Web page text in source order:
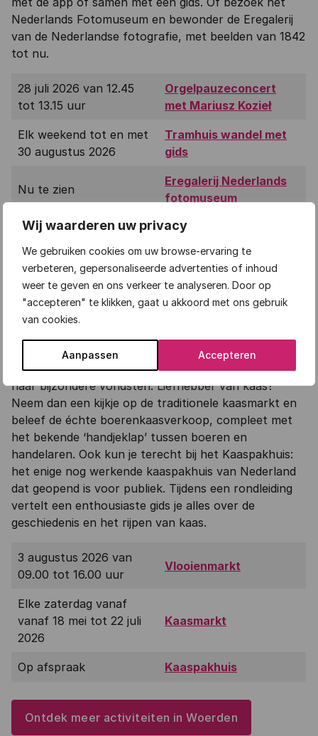
Wij waarderen uw privacy
We gebruiken cookies om uw browse-ervaring te
verbeteren, gepersonaliseerde advertenties of inhoud
weer te geven en ons verkeer te analyseren. Door op
"accepteren" te klikken, gaat u akkoord met ons gebruik
van cookies.
Aanpassen Accepteren
Nederlands Fotomuseum en bewonder de Eregalerij
van de Nederlandse fotografie, met beelden van 1842
tot nu.
28 juli 2026 van 12.45
tot 13.15 uur
Orgelpauzeconcert
met Mariusz Kozieł
Elk weekend tot en met
30 augustus 2026
Tramhuis wandel met
gids
Nu te zien
Eregalerij Nederlands
fotomuseum
Ontdek meer activiteiten in Rotterdam
Woerden
Ontdek in augustus de grote vlooienmarkt in
Woerden met maar liefst 250 kramen en ga op zoek
naar bijzondere vondsten. Liefhebber van kaas?
Neem dan een kijkje op de traditionele kaasmarkt en
beleef de échte boerenkaasverkoop, compleet met
het bekende ‘handjeklap’ tussen boeren en
handelaren. Ook kun je terecht bij het Kaaspakhuis:
het enige nog werkende kaaspakhuis van Nederland
dat geopend is voor publiek. Tijdens een rondleiding
vertelt een enthousiaste gids je alles over de
geschiedenis en het rijpen van kaas.
3 augustus 2026 van
09.00 tot 16.00 uur
Vlooienmarkt
Elke zaterdag vanaf
vanaf 18 mei tot 22 juli
2026
Kaasmarkt
Op afspraak Kaaspakhuis
Ontdek meer activiteiten in Woerden